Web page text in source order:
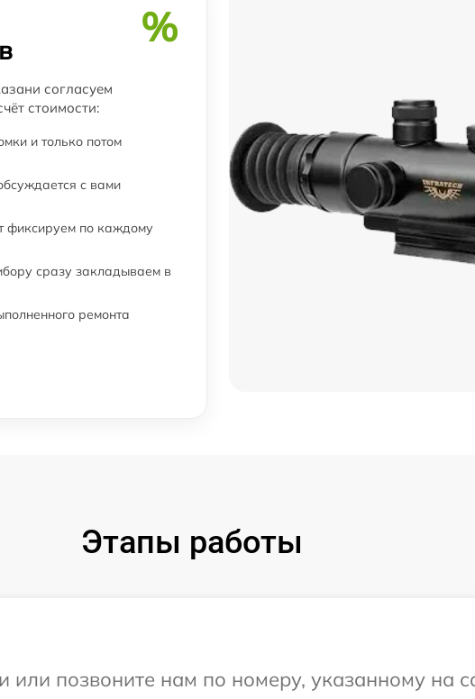
от 60 мин
%
согласуем
стоимости:
и только потом
с вами
фиксируем по каждому
сразу закладываем в
ремонта
Этапы работы
позвоните нам по номеру, указанному на